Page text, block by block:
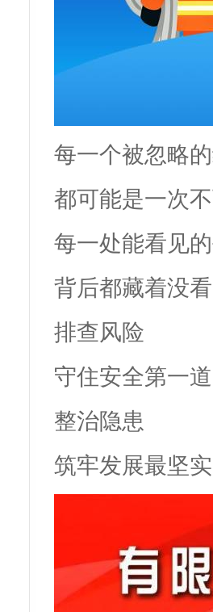
每一个被忽略
都可能是一次
每一处能看见
背后都藏着没
排查风险
守住安全第一
整治隐患
筑牢发展最坚